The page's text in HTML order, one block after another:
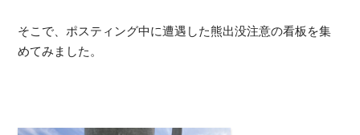
そこで、ポスティング中に遭遇した熊出没注意の看板を集
めてみました。